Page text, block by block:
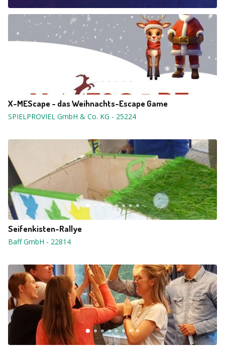
X-MEScape - das Weihnachts-Escape Game
SPIELPROVIEL GmbH & Co. KG - 25224
Seifenkisten-Rallye
Baff GmbH - 22814